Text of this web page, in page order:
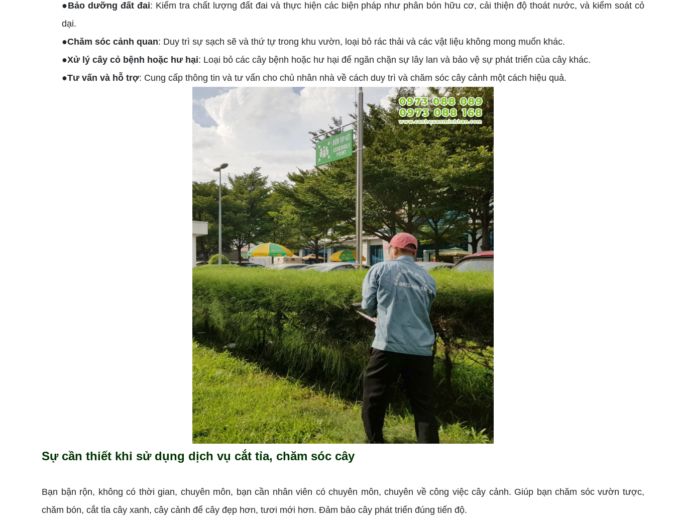
●Bảo dưỡng đất đai: Kiểm tra chất lượng đất đai và thực hiện các biện pháp như phân bón hữu cơ, cải thiện độ thoát nước, và kiểm soát cỏ
dại.
●Chăm sóc cảnh quan: Duy trì sự sạch sẽ và thứ tự trong khu vườn, loại bỏ rác thải và các vật liệu không mong muốn khác.
●Xử lý cây cỏ bệnh hoặc hư hại: Loại bỏ các cây bệnh hoặc hư hại để ngăn chặn sự lây lan và bảo vệ sự phát triển của cây khác.
●Tư vấn và hỗ trợ: Cung cấp thông tin và tư vấn cho chủ nhân nhà về cách duy trì và chăm sóc cây cảnh một cách hiệu quả.
Sự cần thiết khi sử dụng dịch vụ cắt tỉa, chăm sóc cây
Bạn bận rộn, không có thời gian, chuyên môn, bạn cần nhân viên có chuyên môn, chuyên về công việc cây cảnh. Giúp bạn chăm sóc vườn tược,
chăm bón, cắt tỉa cây xanh, cây cảnh để cây đẹp hơn, tươi mới hơn. Đảm bảo cây phát triển đúng tiến độ.